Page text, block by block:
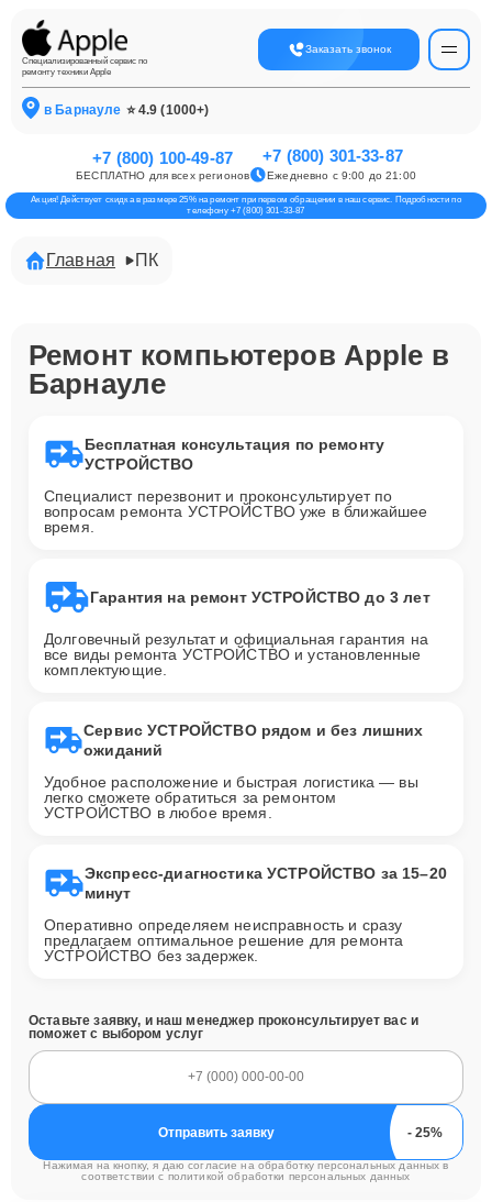
Специализированный сервис по
ремонту техники Apple
Заказать звонок
в Барнауле ⭐ 4.9 (1000+)
+7 (800) 100-49-87
БЕСПЛАТНО для всех регионов
+7 (800) 301-33-87
Ежедневно с 9:00 до 21:00
Акция! Действует скидка в размере 25% на ремонт при первом обращении в наш сервис. Подробности по
телефону +7 (800) 301-33-87
Главная ПК
Ремонт компьютеров Apple в
Барнауле
Бесплатная консультация по ремонту
УСТРОЙСТВО
Специалист перезвонит и проконсультирует по
вопросам ремонта УСТРОЙСТВО уже в ближайшее
время.
Гарантия на ремонт УСТРОЙСТВО до 3 лет
Долговечный результат и официальная гарантия на
все виды ремонта УСТРОЙСТВО и установленные
комплектующие.
Сервис УСТРОЙСТВО рядом и без лишних
ожиданий
Удобное расположение и быстрая логистика — вы
легко сможете обратиться за ремонтом
УСТРОЙСТВО в любое время.
Экспресс-диагностика УСТРОЙСТВО за 15–20
минут
Оперативно определяем неисправность и сразу
предлагаем оптимальное решение для ремонта
УСТРОЙСТВО без задержек.
Оставьте заявку, и наш менеджер проконсультирует вас и
поможет с выбором услуг
Отправить заявку
Нажимая на кнопку, я даю согласие на обработку персональных данных в
соответствии с политикой обработки персональных данных